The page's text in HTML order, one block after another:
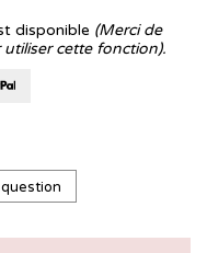
disponible (Merci de
cette fonction).